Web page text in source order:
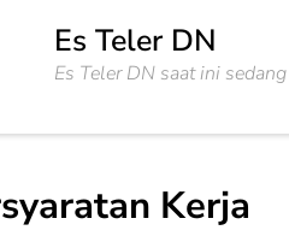
Es Teler DN
Es Teler DN saat ini
Kerja